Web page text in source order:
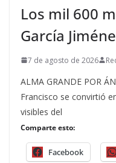
Los mil 600
García
7 de agosto de 2026
ALMA GRANDE POR
Francisco se convirtió
visibles del
Comparte esto:
Facebook